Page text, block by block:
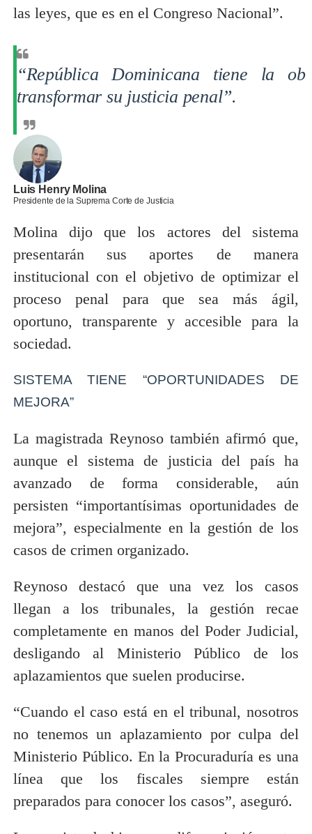
las leyes, que es en el Congreso Nacional”.
“República Dominicana tiene la
transformar su justicia penal”.
Luis Henry Molina
Presidente de la Suprema Corte de Justicia
Molina dijo que los actores del sistema
presentarán sus aportes de manera
institucional con el objetivo de optimizar el
proceso penal para que sea más ágil,
oportuno, transparente y accesible para la
sociedad.
SISTEMA TIENE “OPORTUNIDADES DE
MEJORA”
La magistrada Reynoso también afirmó que,
aunque el sistema de justicia del país ha
avanzado de forma considerable, aún
persisten “importantísimas oportunidades de
mejora”, especialmente en la gestión de los
casos de crimen organizado.
Reynoso destacó que una vez los casos
llegan a los tribunales, la gestión recae
completamente en manos del Poder Judicial,
desligando al Ministerio Público de los
aplazamientos que suelen producirse.
“Cuando el caso está en el tribunal, nosotros
no tenemos un aplazamiento por culpa del
Ministerio Público. En la Procuraduría es una
línea que los fiscales siempre están
preparados para conocer los casos”, aseguró.